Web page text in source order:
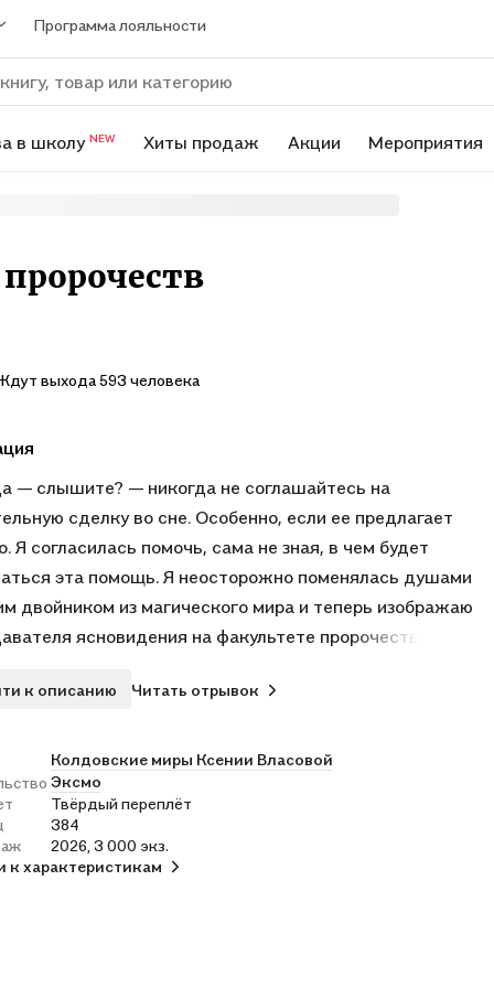
Программа лояльности
в школу NEW Хиты продаж Акции Мероприятия
выхода 593 человека
— слышите? — никогда не соглашайтесь на
сделку во сне. Особенно, если ее предлагает
Я согласилась помочь, сама не зная, в чем будет
эта помощь. Я неосторожно поменялась душами
двойником из магического мира и теперь изображаю
ясновидения на факультете пророчеств!
преподаватель некромантии и «золотой» мальчик-
И все бы ничего, если бы… Если бы я не знала, что
мне предстоит умереть.
умирать я вовсе не собираюсь…
купить:
к описанию Читать отрывок
Колдовские миры Ксении Власовой
Эксмо
Твёрдый переплёт
384
2026, 3 000 экз.
к характеристикам